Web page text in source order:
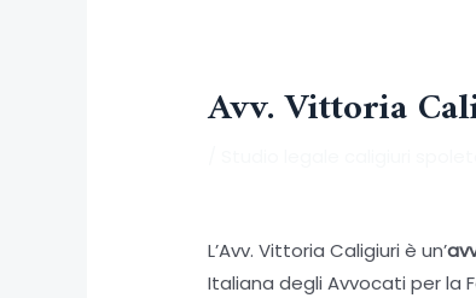
Avv. Vittoria
L’Avv. Vittoria Caligiuri è un’
Italiana degli Avvocati per la